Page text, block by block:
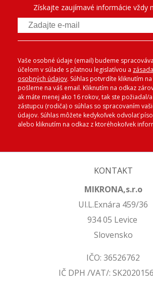
Získajte zaujímavé informácie vždy
Vaše osobné údaje (email) budeme
účelom v súlade s platnou legislatívou a
osobných údajov. Súhlas potvrdíte kliknutím
pošleme na váš email. Kliknutím na odkaz
ak máte menej ako 16 rokov, tak ste požiadal/
zástupcu (rodiča) o súhlas so spracovaním
údajov. Súhlas môžete kedykoľvek odvolať
alebo kliknutím na odkaz z ktoréhokoľvek
KONTAKT
MIKRONA,s.r.o
Ul.L.Exnára 459/36
934 05 Levice
Slovensko
IČO: 36526762
IČ DPH /VAT/: